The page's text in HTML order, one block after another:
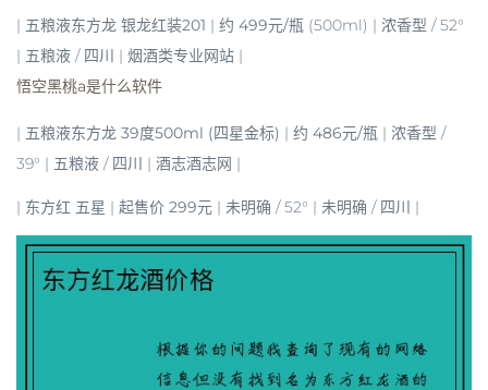
| 五粮液东方龙 银龙红装201 | 约 499元/瓶 (500ml) | 浓香型 / 52°
| 五粮液 / 四川 | 烟酒类专业网站 |
悟空黑桃a是什么软件
| 五粮液东方龙 39度500ml (四星金标) | 约 486元/瓶 | 浓香型 /
39° | 五粮液 / 四川 | 酒志酒志网 |
| 东方红 五星 | 起售价 299元 | 未明确 / 52° | 未明确 / 四川 |